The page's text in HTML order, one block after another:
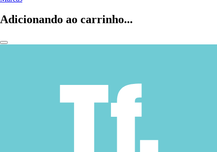
Adicionando ao carrinho...